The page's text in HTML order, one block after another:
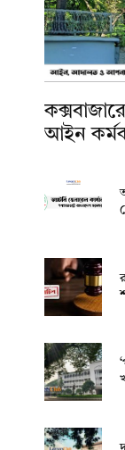
আইন